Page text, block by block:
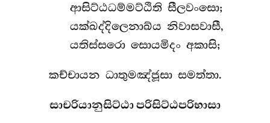
ආසිට්ඨධම්මට්ඨිති සීලවංසො;
යක්ඛද්දිලෙනාඛ්ය නිවාසවාසී,
යතිස්සරො සොයමිදං අකාසි;
කච්චායන ධාතුමඤ්ජූසා සමත්තා.
සාචරියානුසිට්ඨාපරිසිට්ඨපරිභාසා